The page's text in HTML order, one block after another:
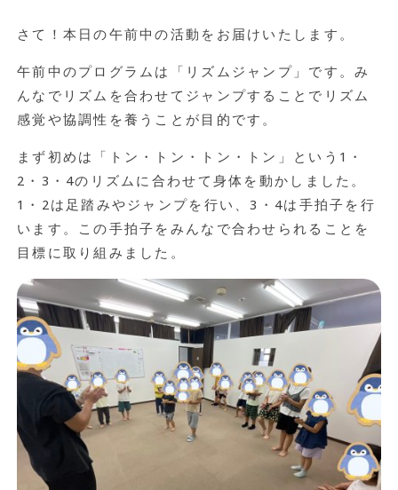
さて！本日の午前中の活動をお届けいたします。
午前中のプログラムは「リズムジャンプ」です。み
んなでリズムを合わせてジャンプすることでリズム
感覚や協調性を養うことが目的です。
まず初めは「トン・トン・トン・トン」という1・
2・3・4のリズムに合わせて身体を動かしました。
1・2は足踏みやジャンプを行い、3・4は手拍子を行
います。この手拍子をみんなで合わせられることを
目標に取り組みました。